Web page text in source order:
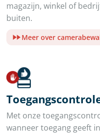
magazijn, winkel of
buiten.
Meer over
Met onze
wanneer toegang geeft